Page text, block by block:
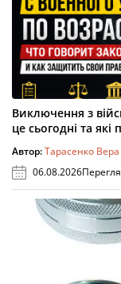
Виключення з
це сьогодні та
Автор:Тарасенко
06.08.2026